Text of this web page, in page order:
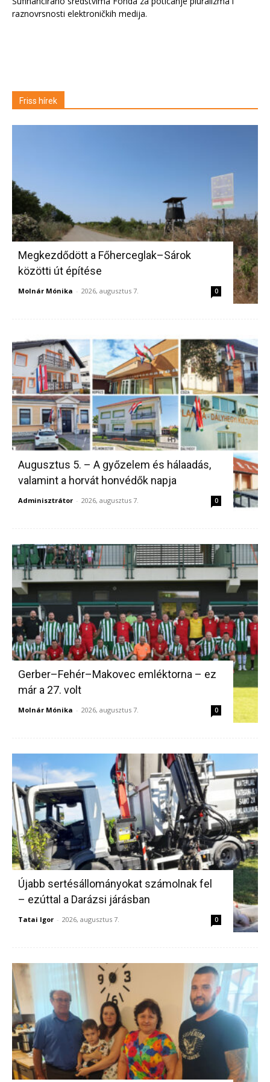
raznovrsnosti elektroničkih medija.
Friss hírek
Megkezdődött a Főherceglak–Sárok
közötti út építése
Molnár Mónika - 2026, augusztus 7. 0
Augusztus 5. – A győzelem és hálaadás,
valamint a horvát honvédők napja
Adminisztrátor - 2026, augusztus 7. 0
Gerber–Fehér–Makovec emléktorna – ez
már a 27. volt
Molnár Mónika - 2026, augusztus 7. 0
Újabb sertésállományokat számolnak fel
– ezúttal a Darázsi járásban
Tatai Igor - 2026, augusztus 7. 0